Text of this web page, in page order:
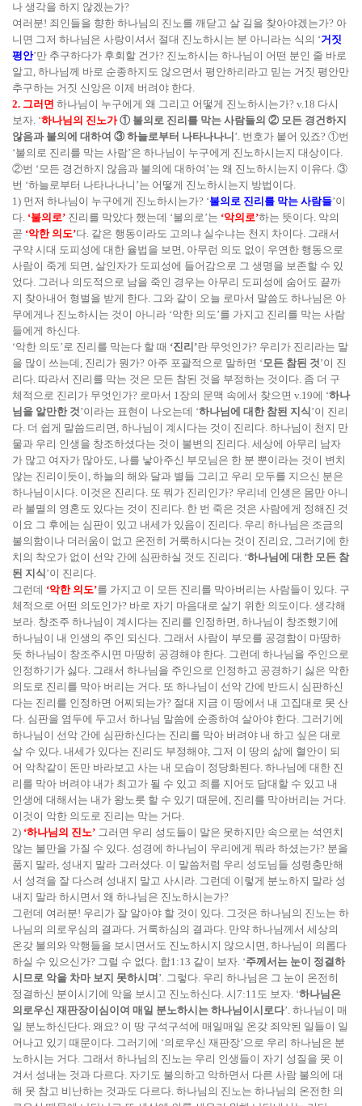
나 생각을 하지 않겠는가?
여러분! 죄인들을 향한 하나님의 진노를 깨닫고 살 길을 찾아야겠는가? 아
니면 그저 하나님은 사랑이셔서 절대 진노하시는 분 아니라는 식의 ‘거짓
평안’만 추구하다가 후회할 건가? 진노하시는 하나님이 어떤 분인 줄 바로
알고, 하나님께 바로 순종하지도 않으면서 평안하리라고 믿는 거짓 평안만
추구하는 거짓 신앙은 이제 버려야 한다.
2. 그러면 하나님이 누구에게 왜 그리고 어떻게 진노하시는가? v.18 다시
보자. ‘하나님의 진노가① 불의로 진리를 막는 사람들의 ② 모든 경건하지
않음과 불의에 대하여 ③ 하늘로부터 나타나나니 ’. 번호가 붙어 있죠? ①번
‘불의로 진리를 막는 사람’은 하나님이 누구에게 진노하시는지 대상이다.
②번 ‘모든 경건하지 않음과 불의에 대하여’는 왜 진노하시는지 이유다. ③
번 ‘하늘로부터 나타나나니’는 어떻게 진노하시는지 방법이다.
1) 먼저 하나님이 누구에게 진노하시는가? ‘불의로 진리를 막는 사람들’이
다. ‘불의로’ 진리를 막았다 했는데 ‘불의로’는 ‘악의로’하는 뜻이다. 악의
곧 ‘악한 의도’다. 같은 행동이라도 고의냐 실수냐는 천지 차이다. 그래서
구약 시대 도피성에 대한 율법을 보면, 아무런 의도 없이 우연한 행동으로
사람이 죽게 되면, 살인자가 도피성에 들어감으로 그 생명을 보존할 수 있
었다. 그러나 의도적으로 남을 죽인 경우는 아무리 도피성에 숨어도 끝까
지 찾아내어 형벌을 받게 한다. 그와 같이 오늘 로마서 말씀도 하나님은 아
무에게나 진노하시는 것이 아니라 ‘악한 의도’를 가지고 진리를 막는 사람
들에게 하신다.
‘악한 의도’로 진리를 막는다 할 때 ‘진리’란 무엇인가? 우리가 진리라는 말
을 많이 쓰는데, 진리가 뭔가? 아주 포괄적으로 말하면 ‘모든 참된 것’이 진
리다. 따라서 진리를 막는 것은 모든 참된 것을 부정하는 것이다. 좀 더 구
체적으로 진리가 무엇인가? 로마서 1장의 문맥 속에서 찾으면 v.19에 ‘하나
님을 알만한 것’이라는 표현이 나오는데 ‘하나님에 대한 참된 지식 ’이 진리
다. 더 쉽게 말씀드리면, 하나님이 계시다는 것이 진리다. 하나님이 천지 만
물과 우리 인생을 창조하셨다는 것이 불변의 진리다. 세상에 아무리 남자
가 많고 여자가 많아도, 나를 낳아주신 부모님은 한 분 뿐이라는 것이 변치
않는 진리이듯이, 하늘의 해와 달과 별들 그리고 우리 모두를 지으신 분은
하나님이시다. 이것은 진리다. 또 뭐가 진리인가? 우리네 인생은 몸만 아니
라 불멸의 영혼도 있다는 것이 진리다. 한 번 죽은 것은 사람에게 정해진 것
이요 그 후에는 심판이 있고 내세가 있음이 진리다. 우리 하나님은 조금의
불의함이나 더러움이 없고 온전히 거룩하시다는 것이 진리요, 그러기에 한
치의 착오가 없이 선악 간에 심판하실 것도 진리다. ‘하나님에 대한 모든 참
된 지식 ’이 진리다.
그런데 ‘악한 의도’를 가지고 이 모든 진리를 막아버리는 사람들이 있다. 구
체적으로 어떤 의도인가? 바로 자기 마음대로 살기 위한 의도이다. 생각해
보라. 창조주 하나님이 계시다는 진리를 인정하면, 하나님이 창조했기에
하나님이 내 인생의 주인 되신다. 그래서 사람이 부모를 공경함이 마땅하
듯 하나님이 창조주시면 마땅히 공경해야 한다. 그런데 하나님을 주인으로
인정하기가 싫다. 그래서 하나님을 주인으로 인정하고 공경하기 싫은 악한
의도로 진리를 막아 버리는 거다. 또 하나님이 선악 간에 반드시 심판하신
다는 진리를 인정하면 어찌되는가? 절대 지금 이 땅에서 내 고집대로 못 산
다. 심판을 염두에 두고서 하나님 말씀에 순종하여 살아야 한다. 그러기에
하나님이 선악 간에 심판하신다는 진리를 막아 버려야 내 하고 싶은 대로
살 수 있다. 내세가 있다는 진리도 부정해야, 그저 이 땅의 삶에 혈안이 되
어 악착같이 돈만 바라보고 사는 내 모습이 정당화된다. 하나님에 대한 진
리를 막아 버려야 내가 최고가 될 수 있고 죄를 지어도 담대할 수 있고 내
인생에 대해서는 내가 왕노릇 할 수 있기 때문에, 진리를 막아버리는 거다.
이것이 악한 의도로 진리는 막는 거다.
2) ‘하나님의 진노’ 그러면 우리 성도들이 말은 못하지만 속으로는 석연치
않는 불만을 가질 수 있다. 성경에 하나님이 우리에게 뭐라 하셨는가? 분을
품지 말라, 성내지 말라 그러셨다. 이 말씀처럼 우리 성도님들 성령충만해
서 성격을 잘 다스려 성내지 말고 사시라. 그런데 이렇게 분노하지 말라 성
내지 말라 하시면서 왜 하나님은 진노하시는가?
그런데 여러분! 우리가 잘 알아야 할 것이 있다. 그것은 하나님의 진노는 하
나님의 의로우심의 결과다. 거룩하심의 결과다. 만약 하나님께서 세상의
온갖 불의와 악행들을 보시면서도 진노하시지 않으시면, 하나님이 의롭다
하실 수 있으신가? 그럴 수 없다. 합1:13 같이 보자. ‘주께서는 눈이 정결하
시므로 악을 차마 보지 못하시며 ’. 그렇다. 우리 하나님은 그 눈이 온전히
정결하신 분이시기에 악을 보시고 진노하신다. 시7:11도 보자. ‘하나님은
의로우신 재판장이심이여 매일 분노하시는 하나님이시로다’. 하나님이 매
일 분노하신단다. 왜요? 이 땅 구석구석에 매일매일 온갖 죄악된 일들이 일
어나고 있기 때문이다. 그러기에 ‘의로우신 재판장’으로 우리 하나님은 분
노하시는 거다. 그래서 하나님의 진노는 우리 인생들이 자기 성질을 못 이
겨서 성내는 것과 다르다. 자기도 불의하고 악하면서 다른 사람 불의에 대
해 못 참고 비난하는 것과도 다르다. 하나님의 진노는 하나님의 온전한 의